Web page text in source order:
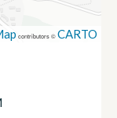
contributors ©CARTO